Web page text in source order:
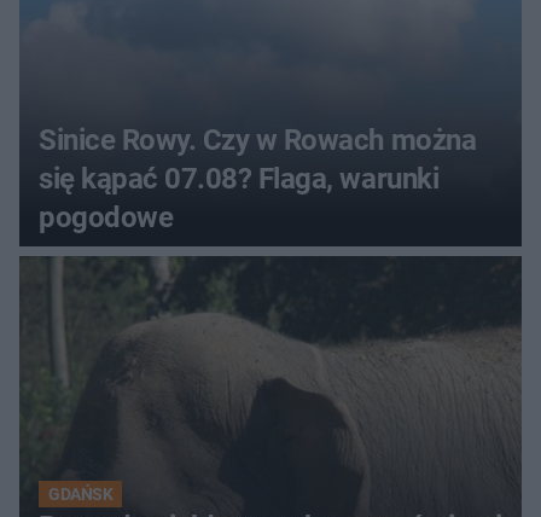
Sinice Rowy. Czy w Rowach można
się kąpać 07.08? Flaga, warunki
pogodowe
GDAŃSK